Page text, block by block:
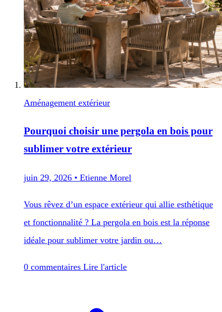
Aménagement extérieur
Pourquoi choisir une pergola en bois pour
sublimer votre extérieur
juin 29, 2026 • Etienne Morel
Vous rêvez d’un espace extérieur qui allie esthétique
et fonctionnalité ? La pergola en bois est la réponse
idéale pour sublimer votre jardin ou…
0 commentaires Lire l'article